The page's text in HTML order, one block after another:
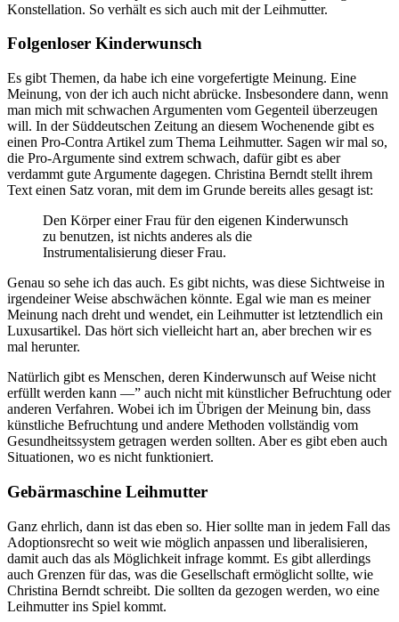
Konstellation. So verhält es sich auch mit der Leihmutter.
Folgenloser Kinderwunsch
Es gibt Themen, da habe ich eine vorgefertigte Meinung. Eine
Meinung, von der ich auch nicht abrücke. Insbesondere dann, wenn
man mich mit schwachen Argumenten vom Gegenteil überzeugen
will. In der Süddeutschen Zeitung an diesem Wochenende gibt es
einen Pro-Contra Artikel zum Thema Leihmutter. Sagen wir mal so,
die Pro-Argumente sind extrem schwach, dafür gibt es aber
verdammt gute Argumente dagegen. Christina Berndt stellt ihrem
Text einen Satz voran, mit dem im Grunde bereits alles gesagt ist:
Den Körper einer Frau für den eigenen Kinderwunsch
zu benutzen, ist nichts anderes als die
Instrumentalisierung dieser Frau.
Genau so sehe ich das auch. Es gibt nichts, was diese Sichtweise in
irgendeiner Weise abschwächen könnte. Egal wie man es meiner
Meinung nach dreht und wendet, ein Leihmutter ist letztendlich ein
Luxusartikel. Das hört sich vielleicht hart an, aber brechen wir es
mal herunter.
Natürlich gibt es Menschen, deren Kinderwunsch auf Weise nicht
erfüllt werden kann —” auch nicht mit künstlicher Befruchtung oder
anderen Verfahren. Wobei ich im Übrigen der Meinung bin, dass
künstliche Befruchtung und andere Methoden vollständig vom
Gesundheitssystem getragen werden sollten. Aber es gibt eben auch
Situationen, wo es nicht funktioniert.
Gebärmaschine Leihmutter
Ganz ehrlich, dann ist das eben so. Hier sollte man in jedem Fall das
Adoptionsrecht so weit wie möglich anpassen und liberalisieren,
damit auch das als Möglichkeit infrage kommt. Es gibt allerdings
auch Grenzen für das, was die Gesellschaft ermöglicht sollte, wie
Christina Berndt schreibt. Die sollten da gezogen werden, wo eine
Leihmutter ins Spiel kommt.